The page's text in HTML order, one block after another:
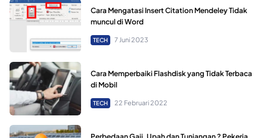
Cara Mengatasi Insert Citation Mendeley Tidak
muncul di Word
TECH 7 Juni 2023
Cara Memperbaiki Flashdisk yang Tidak Terbaca
di Mobil
TECH 22 Februari 2022